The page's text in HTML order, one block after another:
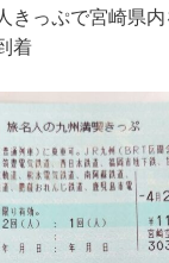
きっぷで宮崎県
着